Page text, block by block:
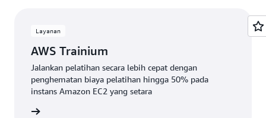
Layanan
AWS Trainium
Jalankan pelatihan secara lebih cepat dengan
penghematan biaya pelatihan hingga 50% pada
instans Amazon EC2 yang setara